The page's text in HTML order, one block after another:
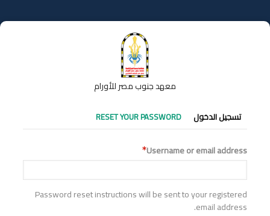
إلى
المحتوى
معهد جنوب مصر للأورام
التبويبات
الأساسية
تسجيل الدخول RESET YOUR PASSWORD
Username or email address
Password reset instructions will be sent to your registered
email address.